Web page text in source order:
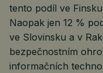
tento podíl ve
Naopak jen 12 %
ve Slovinsku a v
bezpečnostním
informačních